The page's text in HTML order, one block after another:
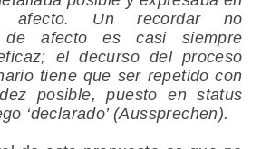
afecto. Un recordar no
de afecto es casi siempre
el decurso del proceso
tiene que ser repetido con
posible, puesto en status
‘declarado’ (Aussprechen).